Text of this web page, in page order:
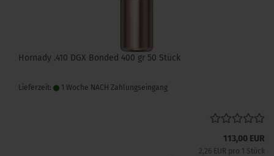
Hornady .410 DGX Bonded 400 gr 50 Stück
Lieferzeit: 1 Woche NACH Zahlungseingang
113,00 EUR
2,26 EUR pro 1 Stück